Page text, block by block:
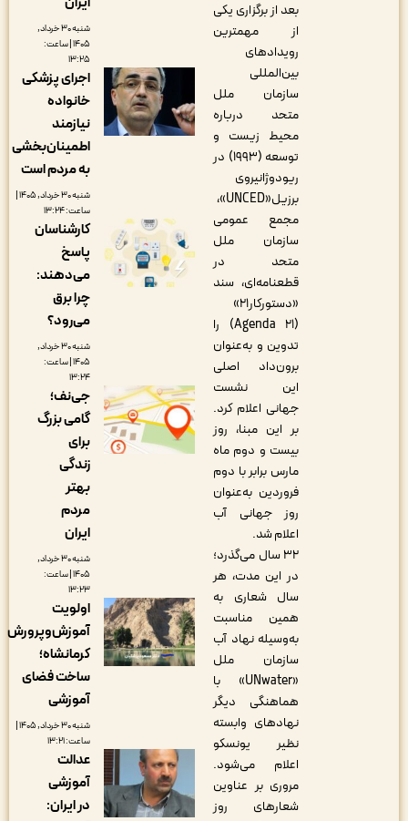
بعد از برگزاری یکی
از مهمترین
رویدادهای
بین‌المللی
سازمان ملل
متحد درباره
محیط زیست و
توسعه (۱۹۹۳) در
ریودوژانیروی
برزیل«UNCED»،
مجمع عمومی
سازمان ملل
متحد در
قطعنامه‌ای، سند
«دستورکار۲۱»
(Agenda 21) را
تدوین و به‌عنوان
برون‌داد اصلی
این نشست
جهانی اعلام کرد.
بر این مبنا، روز
بیست و دوم ماه
مارس برابر با دوم
فروردین به‌عنوان
روز جهانی آب
اعلام شد.
۳۲ سال می‌گذرد؛
در این مدت، هر
سال شعاری به
همین مناسبت
به‌وسیله نهاد آب
سازمان ملل
«UNwater» با
هماهنگی دیگر
نهادهای وابسته
نظیر یونسکو
اعلام می‌شود.
مروری بر عناوین
شعارهای روز
شنبه ۳۰ خرداد,
۱۴۰۵ | ساعت:
اجرای پزشکی
خانواده
نیازمند
اطمینان‌بخشی
به مردم است
شنبه ۳۰ خرداد, ۱۴۰۵ |
کارشناسان
پاسخ
می‌دهند:
می‌رود؟
شنبه ۳۰ خرداد,
۱۴۰۵ | ساعت:
جی‌نف؛
گامی بزرگ
برای
شنبه ۳۰ خرداد,
۱۴۰۵ | ساعت:
اولویت
آموزش‌وپرورش
کرمانشاه؛
ساخت فضای
آموزشی
شنبه ۳۰ خرداد, ۱۴۰۵ |
عدالت
آموزشی
در ایران: